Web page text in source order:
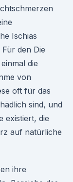
Ischias
den Die
die
von
oft für das
sind, und
existiert, die
auf natürliche
ihre